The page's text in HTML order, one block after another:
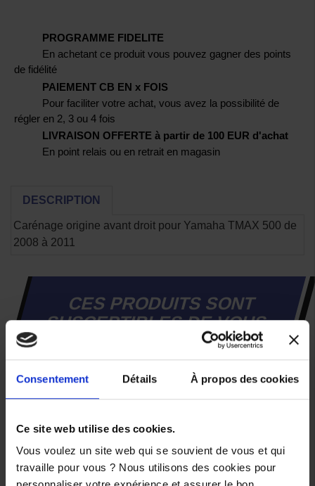
Consentement Détails À propos des cookies
Ce site web utilise des cookies.
Vous voulez un site web qui se souvient de vous et qui
travaille pour vous ? Nous utilisons des cookies pour
PROGRAMME FIDELITE
En achetant ce produit vous pouvez gagner des points
de fidélité
PAIEMENT CB EN x FOIS
Pour faciliter votre achat, vous avez la possibilité de
régler en 2, 3 ou 4 fois
LIVRAISON OFFERTE à partir de 100 EUR d'achat
En point relais ou en retrait en magasin
DESCRIPTION
Carénage origine avant droit pour Yamaha TMAX 500 de
2008 à 2011
CES PRODUITS SONT
SUSCEPTIBLES DE VOUS
INTÉRESSER
-40%